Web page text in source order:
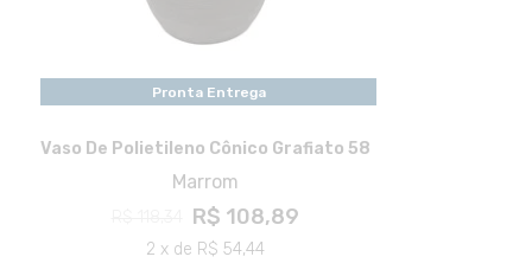
Pronta Entrega
Vaso De Polietileno Cônico Grafiato 58
Marrom
R$ 108,89
2 x de R$ 54,44